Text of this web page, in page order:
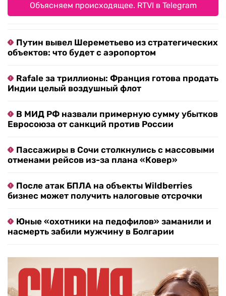
Объясняем происходящее. RTVI в Telegram
Путин вывел Шереметьево из стратегических
объектов: что будет с аэропортом
Rafale за триллионы: Франция готова продать
Индии целый воздушный флот
В МИД РФ назвали примерную сумму убытков
Евросоюза от санкций против России
Пассажиры в Сочи столкнулись с массовыми
отменами рейсов из-за плана «Ковер»
После атак БПЛА на объекты Wildberries
бизнес может получить налоговые отсрочки
Юные «охотники на педофилов» заманили и
насмерть забили мужчину в Болгарии